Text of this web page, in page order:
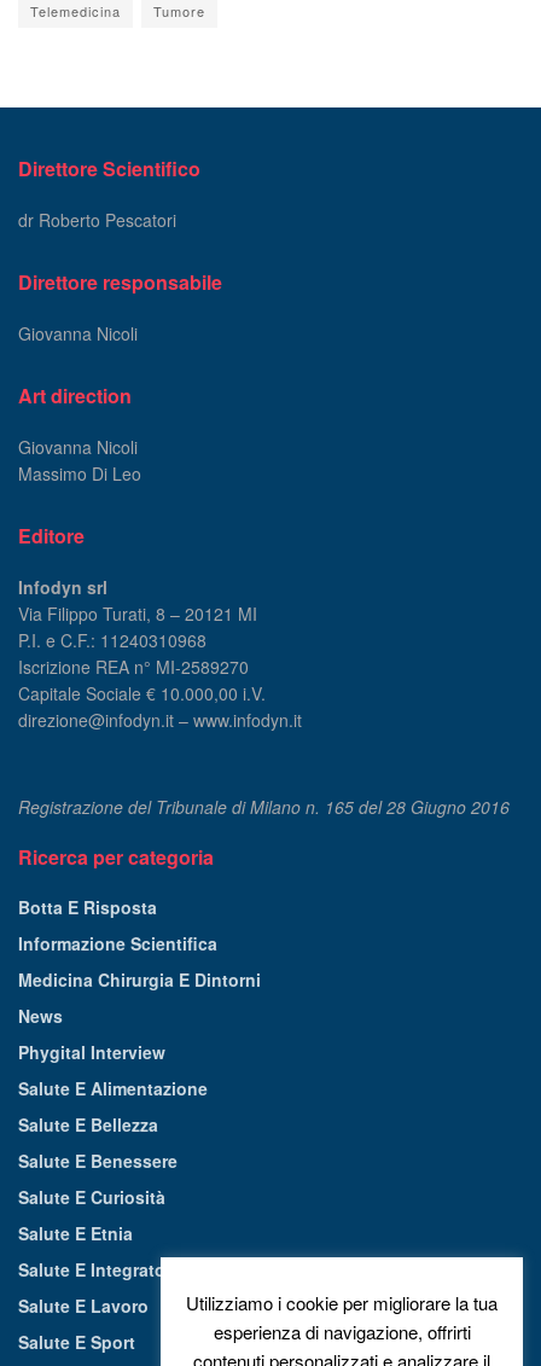
Telemedicina Tumore
Direttore Scientifico
dr Roberto Pescatori
Direttore responsabile
Giovanna Nicoli
Art direction
Giovanna Nicoli
Massimo Di Leo
Editore
Infodyn srl
Via Filippo Turati, 8 – 20121 MI
P.I. e C.F.: 11240310968
Iscrizione REA n° MI-2589270
Capitale Sociale € 10.000,00 i.V.
direzione@infodyn.it – www.infodyn.it
Registrazione del Tribunale di Milano n. 165 del 28 Giugno 2016
Ricerca per categoria
Botta E Risposta
Informazione Scientifica
Medicina Chirurgia E Dintorni
News
Phygital Interview
Salute E Alimentazione
Salute E Bellezza
Salute E Benessere
Salute E Curiosità
Salute E Etnia
Salute E Integratori Alimentari
Salute E Lavoro
Salute E Sport
Utilizziamo i cookie per migliorare la tua
esperienza di navigazione, offrirti